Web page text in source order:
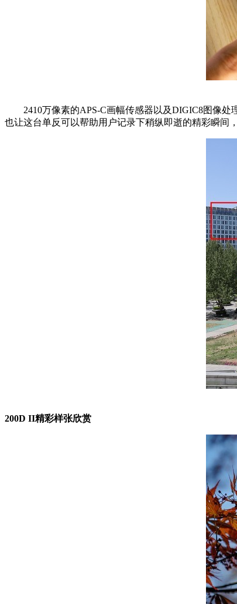
2410万像素的APS-C画幅传感器以及DIGIC8图像处
也让这台单反可以帮助用户记录下稍纵即逝的精彩瞬间
200D II精彩样张欣赏